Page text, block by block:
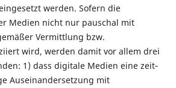
werden. Sofern die
Medien nicht nur pauschal mit
Vermittlung bzw.
wird, werden damit vor allem drei
1) dass digitale Medien eine zeit‐
Auseinandersetzung mit